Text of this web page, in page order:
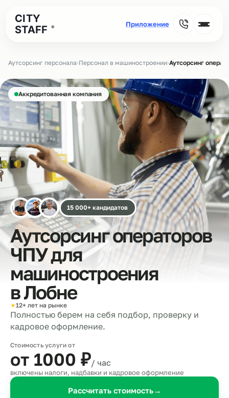
CITY
STAFF
®
Аутсорсинг персонала›Персонал в машиностроении›Аутсорсинг
Аккредитованная компания
15 000+ кандидатов
Аутсорсинг операторов
ЧПУ для
машиностроения
вЛобне
★12+ лет на рынке
Полностью берем на себя подбор, проверку и
кадровое оформление.
Стоимость услуги от
от 1000 ₽/ час
включены налоги, надбавки и кадровое оформление
Рассчитать стоимость→